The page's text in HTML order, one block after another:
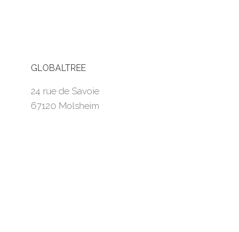
GLOBALTREE
24 rue de Savoie
67120 Molsheim